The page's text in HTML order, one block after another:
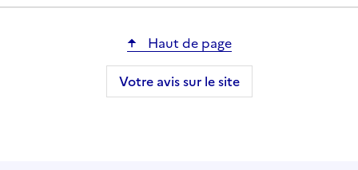
Haut de page
Votre avis sur le site